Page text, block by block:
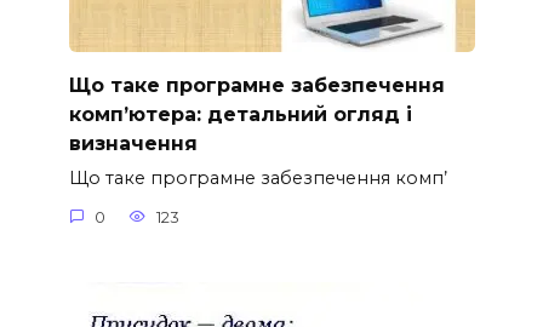
Що таке програмне забезпечення
комп’ютера: детальний огляд і
визначення
Що таке програмне забезпечення комп’
0 123